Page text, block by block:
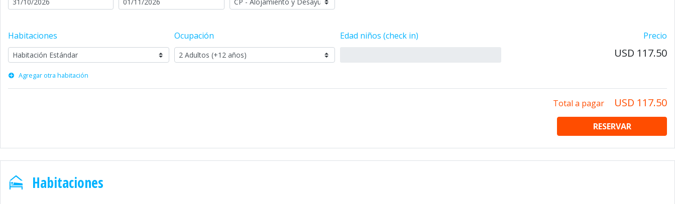
Habitaciones Ocupación Edad niños (check in) Precio
USD 117.50
Agregar otra habitación
Total a pagar USD 117.50
RESERVAR
Habitaciones